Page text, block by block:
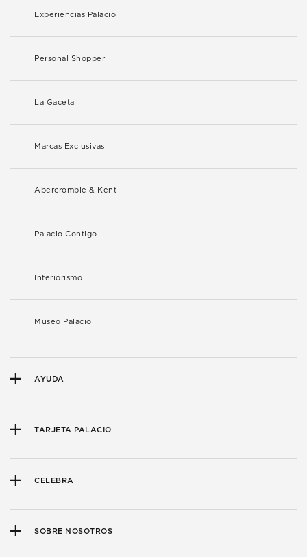
Experiencias Palacio
Personal Shopper
La Gaceta
Marcas Exclusivas
Abercrombie & Kent
Palacio Contigo
Interiorismo
Museo Palacio
AYUDA
TARJETA PALACIO
CELEBRA
SOBRE NOSOTROS